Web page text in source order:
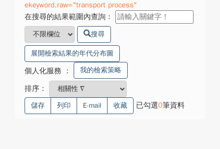
ekeyword.raw="transport process"
在搜尋的結果範圍內查詢：
搜尋
展開檢索結果的年代分布圖
個人化服務 ： 我的檢索策略
排序：
儲存 列印 E-mail 收藏 已勾選0筆資料